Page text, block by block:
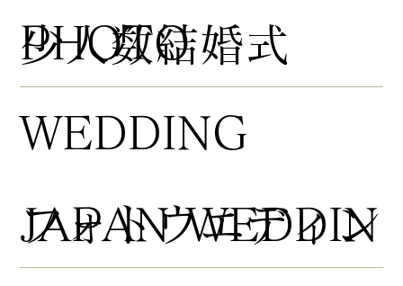
​少人数結婚式
​フォトウエディン
PHOTO
WEDDING
JAPAN WEDDIN